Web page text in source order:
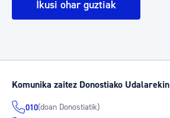
Ikusi ohar guztiak
Komunika zaitez Donostiako Udalarekin
010(doan Donostiatik)